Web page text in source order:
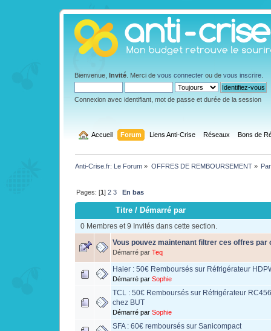
Bienvenue, Invité . Merci de vous connecter ou de vous inscrire
Connexion avec identifiant, mot de passe et durée de la session
Accueil Forum Liens Anti-Crise Réseaux Bons de
Anti-Crise.fr: Le Forum » OFFRES DE REMBOURSEMENT»
Pages: [1]2 3 En bas
Titre /Démarré par
0 Membres et 9 Invités dans cette section.
Vous pouvez maintenant filtrer ces offres par
Démarré par Teq
Haier : 50€ Remboursés sur Réfrigérateur
Démarré par Sophie
TCL : 50€ Remboursés sur Réfrigérateur
chez BUT
Démarré par Sophie
SFA : 60€ remboursés sur Sanicompact